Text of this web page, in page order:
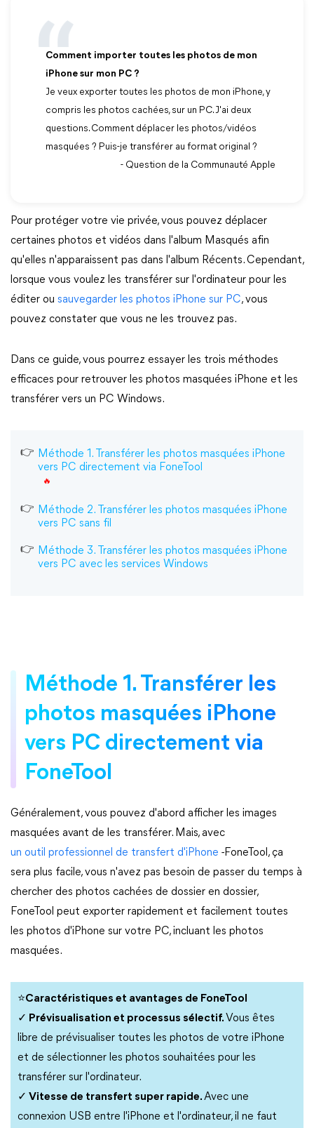
Comment importer toutes les photos de mon
iPhone sur mon PC ?
Je veux exporter toutes les photos de mon iPhone, y
compris les photos cachées, sur un PC. J'ai deux
questions. Comment déplacer les photos/vidéos
masquées ? Puis-je transférer au format original ?
- Question de la Communauté Apple
Pour protéger votre vie privée, vous pouvez déplacer
certaines photos et vidéos dans l'album Masqués afin
qu'elles n'apparaissent pas dans l'album Récents. Cependant,
lorsque vous voulez les transférer sur l'ordinateur pour les
éditer ou sauvegarder les photos iPhone sur PC, vous
pouvez constater que vous ne les trouvez pas.
Dans ce guide, vous pourrez essayer les trois méthodes
efficaces pour retrouver les photos masquées iPhone et les
transférer vers un PC Windows.
Méthode 1. Transférer les photos masquées iPhone
vers PC directement via FoneTool
Méthode 2. Transférer les photos masquées iPhone
vers PC sans fil
Méthode 3. Transférer les photos masquées iPhone
vers PC avec les services Windows
Méthode 1. Transférer les
photos masquées iPhone
vers PC directement via
FoneTool
Généralement, vous pouvez d'abord afficher les images
masquées avant de les transférer. Mais, avec
un outil professionnel de transfert d'iPhone -FoneTool, ça
sera plus facile, vous n'avez pas besoin de passer du temps à
chercher des photos cachées de dossier en dossier,
FoneTool peut exporter rapidement et facilement toutes
les photos d'iPhone sur votre PC, incluant les photos
masquées.
⭐Caractéristiques et avantages de FoneTool
✓ Prévisualisation et processus sélectif. Vous êtes
libre de prévisualiser toutes les photos de votre iPhone
et de sélectionner les photos souhaitées pour les
transférer sur l'ordinateur.
✓ Vitesse de transfert super rapide.Avec une
connexion USB entre l'iPhone et l'ordinateur, il ne faut